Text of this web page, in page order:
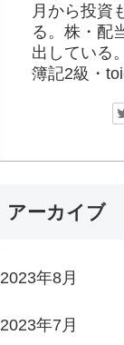
月から投資
る。株・配
出している。
簿記2級・
アーカイブ
2023年8月
2023年7月